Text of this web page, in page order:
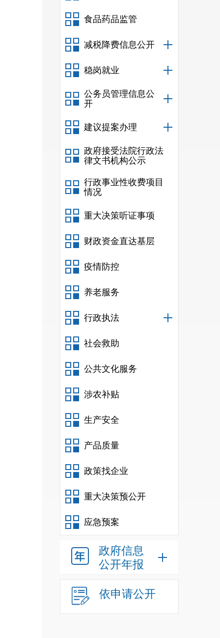
食品药品监管
减税降费信息公开
稳岗就业
公务员管理信息公
开
建议提案办理
政府接受法院行政法
律文书机构公示
行政事业性收费项目
情况
重大决策听证事项
财政资金直达基层
疫情防控
养老服务
行政执法
社会救助
公共文化服务
涉农补贴
生产安全
产品质量
政策找企业
重大决策预公开
应急预案
政府信息
公开年报
依申请公开